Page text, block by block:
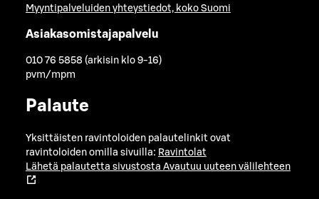
Myyntipalveluiden yhteystiedot, koko Suomi
Asiakasomistajapalvelu
010 76 5858 (arkisin klo 9-16)
pvm/mpm
Palaute
Yksittäisten ravintoloiden palautelinkit ovat
ravintoloiden omilla sivuilla: Ravintolat
Lähetä palautetta sivustosta Avautuu uuteen välilehteen